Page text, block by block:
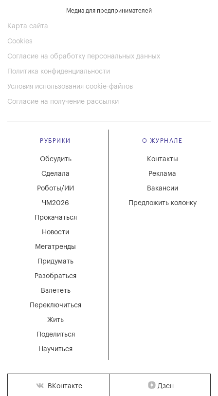
Медиа для предпринимателей
Карта сайта
Cookies
Согласие на обработку персональных данных
Политика конфиденциальности
Условия использования cookie-файлов
Согласие на получение рассылки
РУБРИКИ
Мегатренды
Придумать
Разобраться
Взлететь
Новости
Переключиться
Жить
Поделиться
Научиться
Обсудить
Сделала
Роботы/ИИ
ЧМ2026
Прокачаться
О ЖУРНАЛЕ
Вакансии
Реклама
Контакты
Предложить колонку
ВКонтакте Дзен